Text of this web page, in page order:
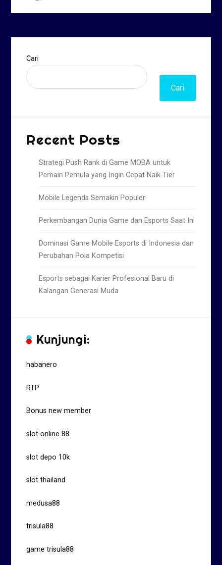
Cari
Cari
Recent Posts
Strategi Push Rank di Game MOBA untuk
Pemain Pemula yang Ingin Cepat Naik Tier
Mobile Legends Semakin Populer
Perkembangan Dunia Game dan Esports Saat Ini
Dominasi Game Mobile Esports di Indonesia dan
Perubahan Pola Kompetisi
Esports sebagai Karier Profesional Baru di
Kalangan Generasi Muda
Kunjungi:
habanero
RTP
Bonus new member
slot online 88
slot depo 10k
slot thailand
medusa88
trisula88
game trisula88